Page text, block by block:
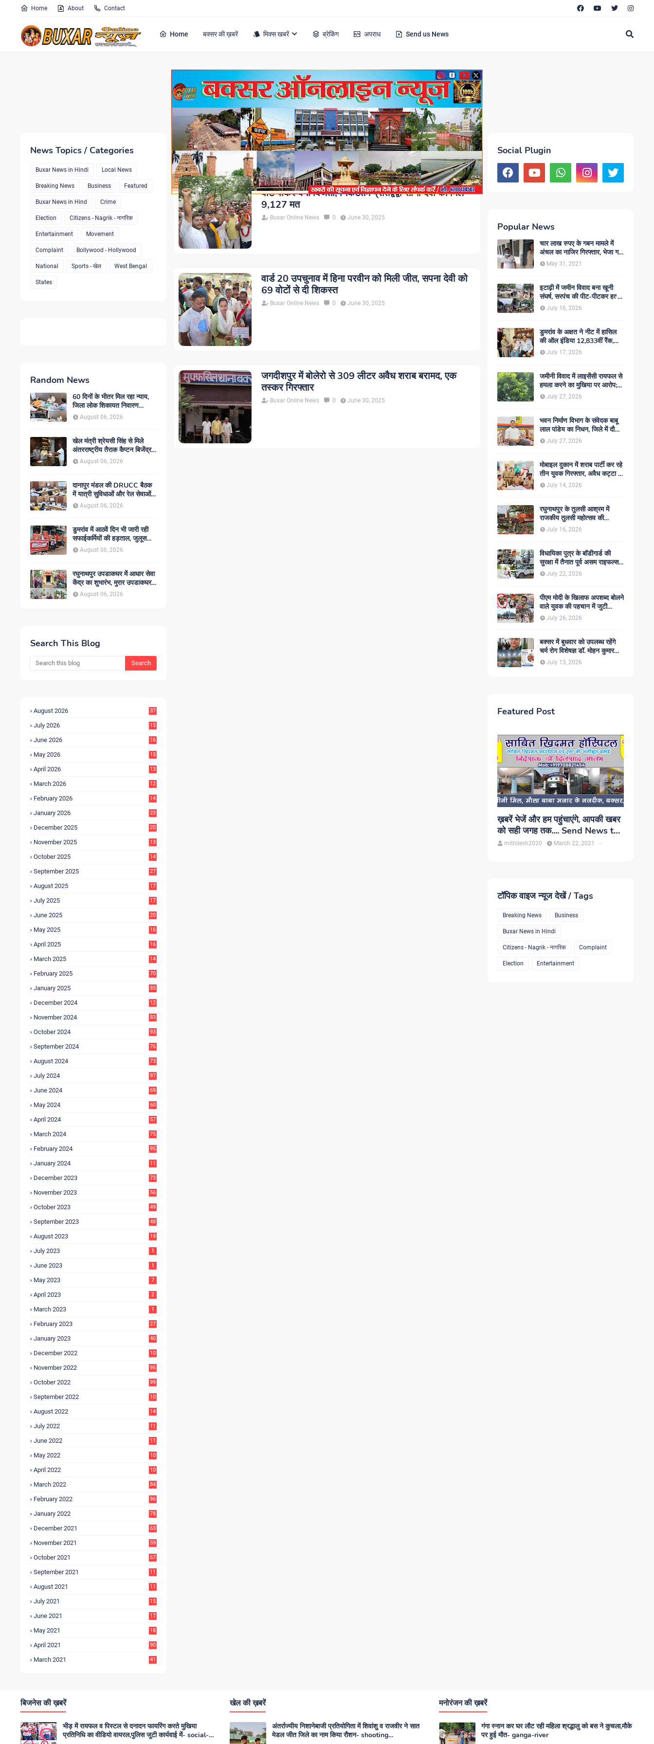
Home About Contact
Home बक्सर की ख़बरें मिक्स खबरें ब्रेकिंग अपराध Send us News
News Topics / Categories
Buxar News in Hindi Local News
Breaking News Business Featured
Buxar News in Hind Crime
Election Citizens - Nagrik - नागरिक
Entertainment Movement
Complaint Bollywood - Hollywood
National Sports - खेल West Bengal
States
Random News
60 दिनों के भीतर मिल रहा न्याय,
जिला लोक शिकायत निवारण
कार्यालय में बढ़ा आम लोगों का भरोसा
August 06, 2026
खेल मंत्री श्रेयसी सिंह से मिले
अंतरराष्ट्रीय तैराक कैप्टन बिजेंद्र
सिंह, गोकुल जलाशय में तैराकी
प्रशिक्षण केंद्र शुरू करने की उठाई
August 06, 2026
दानापुर मंडल की DRUCC बैठक
में यात्री सुविधाओं और रेल सेवाओं
के विस्तार पर मंथन, अधिकारियों को
दिए गए आवश्यक निर्देश
August 06, 2026
डुमरांव में आठवें दिन भी जारी रही
सफाईकर्मियों की हड़ताल, जुलूस
निकाल सरकार के खिलाफ किया
प्रदर्शन
August 06, 2026
रघुनाथपुर उपडाकघर में आधार सेवा
केंद्र का शुभारंभ, मुरार उपडाकघर
नए भवन में हुआ स्थानांतरित
August 06, 2026
Search This Blog
August 2026 37
July 2026
15
June 2026
16
May 2026
15
April 2026
13
March 2026
12
February 2026
14
January 2026
23
December 2025
20
November 2025
13
October 2025
14
September 2025
27
August 2025
17
July 2025
17
June 2025
20
May 2025
16
April 2025
16
March 2025
14
February 2025 70
January 2025 85
December 2024
12
November 2024 83
October 2024 93
September 2024 76
August 2024 73
July 2024 97
June 2024 69
May 2024 60
April 2024 57
March 2024 75
February 2024 95
January 2024
11
December 2023 73
November 2023 56
October 2023 49
September 2023 48
August 2023 19
July 2023 1
June 2023 1
May 2023 7
April 2023 2
March 2023 1
February 2023 27
January 2023 40
December 2022
10
November 2022 96
October 2022 99
September 2022
10
August 2022
14
July 2022
11
June 2022
11
May 2022
10
April 2022
10
March 2022 84
February 2022 96
January 2022 78
December 2021 63
November 2021 59
October 2021 67
September 2021
11
August 2021
11
July 2021
15
June 2021
17
May 2021
18
April 2021 90
March 2021 41
Showing posts from June, 2025 Show all
बक्सर नगर परिषद के उपचेयरमैन निर्वाचित हुई बेबी देवी, 9,877
वोट पाकर बनीं विजेता, निकटतम प्रतिद्वंद्वी सोनी देवी को मिले
9,127 मत
Buxar Online News 0 June 30, 2025
वार्ड 20 उपचुनाव में हिना परवीन को मिली जीत, सपना देवी को
69 वोटों से दी शिकस्त
Buxar Online News 0 June 30, 2025
जगदीशपुर में बोलेरो से 309 लीटर अवैध शराब बरामद, एक
तस्कर गिरफ्तार
Buxar Online News 0 June 30, 2025
Social Plugin
Popular News
चार लाख रुपए के गबन मामले में
अंचल का नाजिर गिरफ्तार, भेजा गया
जेल- sent jail
May 31, 2021
इटाढ़ी में जमीन विवाद बना खूनी
संघर्ष, सरपंच की पीट-पीटकर हत्या;
दो बेटे घायल, सड़क जाम
July 16, 2026
डुमरांव के अक्षत ने नीट में हासिल
की ऑल इंडिया 12,833वीं रैंक,
ऑनलाइन पढ़ाई से रचा सफलता का
इतिहास
July 17, 2026
जमीनी विवाद में लाइसेंसी रायफल से
हमला करने का मुखिया पर आरोप;
मामले की जांच में जुटी पुलिस
July 27, 2026
भवन निर्माण विभाग के संवेदक बाबू
लाल पांडेय का निधन, जिले में दौड़ी
शोक की लहर
July 27, 2026
मोबाइल दुकान में शराब पार्टी कर रहे
तीन युवक गिरफ्तार, अवैध कट्टा व
कारतूस बरामद
July 14, 2026
रघुनाथपुर के तुलसी आश्रम में
राजकीय तुलसी महोत्सव की
अनुशंसा, बीडीओ ने भेजी
सकारात्मक रिपोर्ट
July 16, 2026
विधायिका पुत्र के बॉडीगार्ड की
सुरक्षा में तैनात पूर्व असम राइफल्स
जवान की गोली मारकर हत्या,
सहकर्मी अंगरक्षक गिरफ्तार
July 22, 2026
पीएम मोदी के खिलाफ अपशब्द बोलने
वाले युवक की पहचान में जुटी
पुलिस, बक्सर एसपी ने दिए सख्त
कार्रवाई के संकेत
July 26, 2026
बक्सर में बुधवार को उपलब्ध रहेंगे
चर्म रोग विशेषज्ञ डॉ. मोहन कुमार
सिंह, प्रकाश यूरो क्लिनिक में होगा
परामर्श
July 13, 2026
Featured Post
ख़बरें भेजें और हम पहुंचाएंगे, आपकी खबर
को सही जगह तक.... Send News to
us!mithilesh2020 -
March 22, 2021
टॉपिक वाइज न्यूज देखें / Tags
Breaking News Business
Buxar News in Hindi
Citizens - Nagrik - नागरिक Complaint
Election Entertainment
बिजनेस की ख़बरें
भीड़ में रायफल व पिस्टल से दनादन फायरिंग करते मुखिया
प्रतिनिधि का वीडियो वायरल,पुलिस जुटी कार्यवाई में- social-
खेल की ख़बरें
अंतर्राज्यीय निशानेबाजी प्रतियोगिता में शिवांशु व राजवीर ने सात
मेडल जीत जिले का नाम किया रौशन- shooting
मनोरंजन की ख़बरें
गंगा स्नान कर घर लौट रही महिला श्रद्धालु को बस ने कुचला,मौके
पर हुई मौत- ganga-river